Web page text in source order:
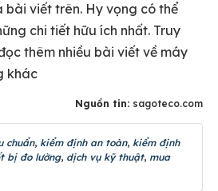
viết trên. Hy vọng có thể
chi tiết hữu ích nhất. Truy
thêm nhiều bài viết về máy
khác
Nguồn tin: sagoteco.com
chuẩn, kiểm định an toàn, kiểm định
bị đo lường, dịch vụ kỹ thuật, mua